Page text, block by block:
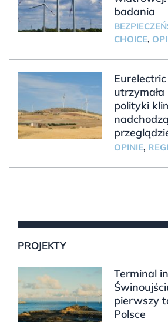
badania
CHOICE,
polityki
OPINIE,
PROJEKTY
Terminal
pierwszy
Polsce